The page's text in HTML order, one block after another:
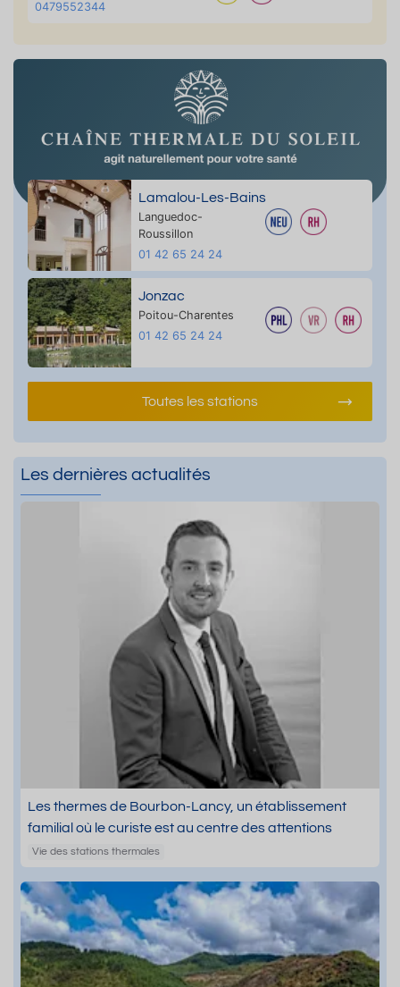
0479552344
Lamalou-Les-Bains
Languedoc-
Roussillon
01 42 65 24 24
Jonzac
Poitou-Charentes
01 42 65 24 24
Toutes les stations
Les dernières actualités
Les thermes de Bourbon-Lancy, un établissement
familial où le curiste est au centre des attentions
Vie des stations thermales